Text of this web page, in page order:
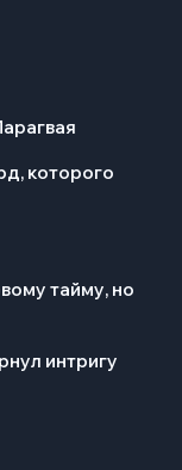
которого
тайму, но
интригу
Парагваем